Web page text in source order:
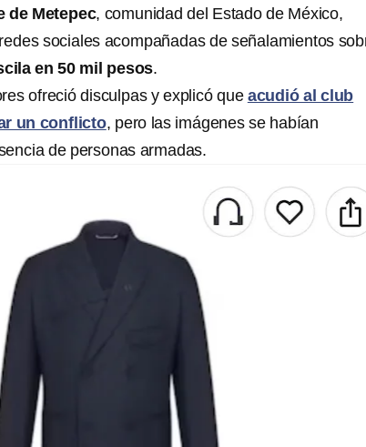
de Metepec, comunidad del Estado de México,
sociales acompañadas de señalamientos
en 50 mil pesos.
ofreció disculpas y explicó que acudió al club
un conflicto, pero las imágenes se habían
de personas armadas.